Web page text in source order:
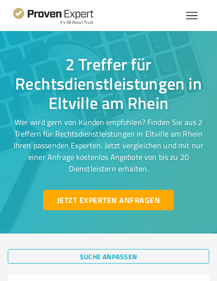
2 Treffer für
Rechtsdienstleistungen in
Eltville am Rhein
Wer wird gern von Kunden empfohlen? Finden Sie aus 2
Treffern für Rechtsdienstleistungen in Eltville am Rhein
Ihren passenden Experten. Jetzt vergleichen und mit nur
einer Anfrage kostenlos Angebote von bis zu 20
Dienstleistern erhalten.
JETZT EXPERTEN ANFRAGEN
SUCHE ANPASSEN